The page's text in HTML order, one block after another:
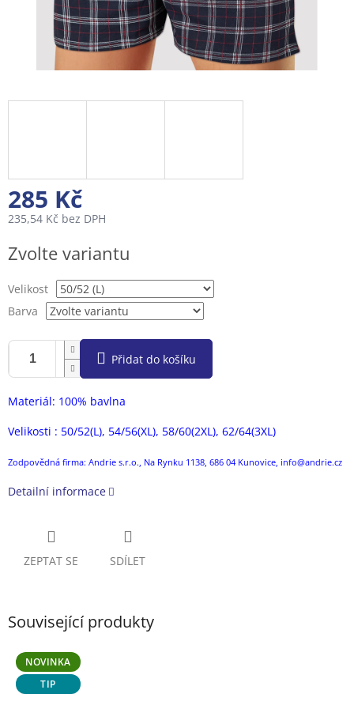
285 Kč
235,54 Kč bez DPH
cena:
Zvolte variantu
Velikost
Barva
Přidat do košíku
Materiál: 100% bavlna
Velikosti : 50/52(L), 54/56(XL), 58/60(2XL), 62/64(3XL)
Zodpovědná firma: Andrie s.r.o., Na Rynku 1138, 686 04 Kunovice, info@andrie.cz
Detailní informace
ZEPTAT SE SDÍLET
Související produkty
NOVINKA
TIP